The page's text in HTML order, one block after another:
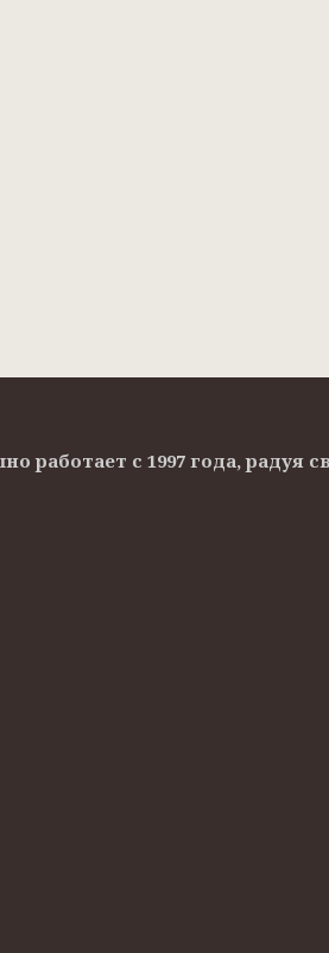
работает с 1997 года,